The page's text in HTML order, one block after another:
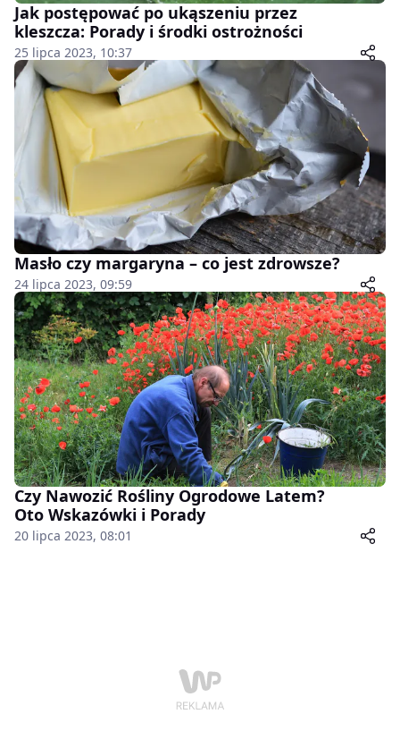
Jak postępować po ukąszeniu przez
kleszcza: Porady i środki ostrożności
25 lipca 2023, 10:37
Masło czy margaryna – co jest zdrowsze?
24 lipca 2023, 09:59
Czy Nawozić Rośliny Ogrodowe Latem?
Oto Wskazówki i Porady
20 lipca 2023, 08:01